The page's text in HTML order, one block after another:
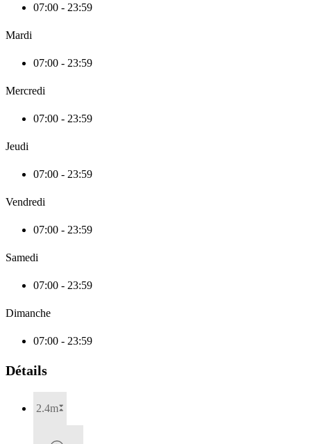
07:00 - 23:59
Mardi
07:00 - 23:59
Mercredi
07:00 - 23:59
Jeudi
07:00 - 23:59
Vendredi
07:00 - 23:59
Samedi
07:00 - 23:59
Dimanche
07:00 - 23:59
Détails
2.4m